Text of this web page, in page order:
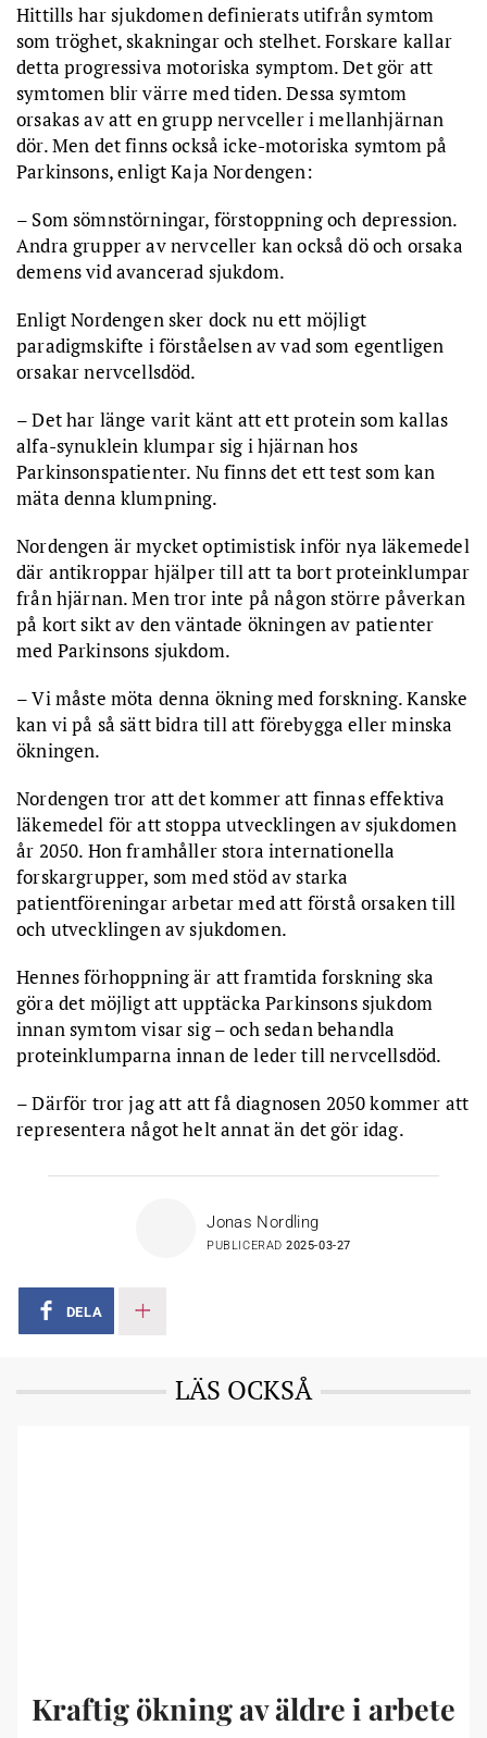
Hittills har sjukdomen definierats utifrån symtom
som tröghet, skakningar och stelhet. Forskare kallar
detta progressiva motoriska symptom. Det gör att
symtomen blir värre med tiden. Dessa symtom
orsakas av att en grupp nervceller i mellanhjärnan
dör. Men det finns också icke-motoriska symtom på
Parkinsons, enligt Kaja Nordengen:
– Som sömnstörningar, förstoppning och depression.
Andra grupper av nervceller kan också dö och orsaka
demens vid avancerad sjukdom.
Enligt Nordengen sker dock nu ett möjligt
paradigmskifte i förståelsen av vad som egentligen
orsakar nervcellsdöd.
– Det har länge varit känt att ett protein som kallas
alfa-synuklein klumpar sig i hjärnan hos
Parkinsonspatienter. Nu finns det ett test som kan
mäta denna klumpning.
Nordengen är mycket optimistisk inför nya läkemedel
där antikroppar hjälper till att ta bort proteinklumpar
från hjärnan. Men tror inte på någon större påverkan
på kort sikt av den väntade ökningen av patienter
med Parkinsons sjukdom.
– Vi måste möta denna ökning med forskning. Kanske
kan vi på så sätt bidra till att förebygga eller minska
ökningen.
Nordengen tror att det kommer att finnas effektiva
läkemedel för att stoppa utvecklingen av sjukdomen
år 2050. Hon framhåller stora internationella
forskargrupper, som med stöd av starka
patientföreningar arbetar med att förstå orsaken till
och utvecklingen av sjukdomen.
Hennes förhoppning är att framtida forskning ska
göra det möjligt att upptäcka Parkinsons sjukdom
innan symtom visar sig – och sedan behandla
proteinklumparna innan de leder till nervcellsdöd.
– Därför tror jag att att få diagnosen 2050 kommer att
representera något helt annat än det gör idag.
Jonas Nordling
PUBLICERAD2025-03-27
DELA
LÄS OCKSÅ
Kraftig ökning av äldre i arbete